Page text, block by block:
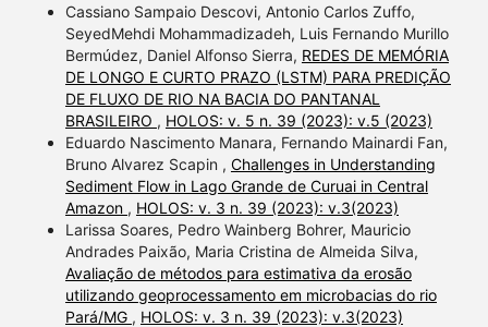
Cassiano Sampaio Descovi, Antonio Carlos Zuffo,
SeyedMehdi Mohammadizadeh, Luis Fernando Murillo
Bermúdez, Daniel Alfonso Sierra, REDES DE MEMÓRIA
DE LONGO E CURTO PRAZO (LSTM) PARA PREDIÇÃO
DE FLUXO DE RIO NA BACIA DO PANTANAL
BRASILEIRO , HOLOS: v. 5 n. 39 (2023): v.5 (2023)
Eduardo Nascimento Manara, Fernando Mainardi Fan,
Bruno Alvarez Scapin , Challenges in Understanding
Sediment Flow in Lago Grande de Curuai in Central
Amazon , HOLOS: v. 3 n. 39 (2023): v.3(2023)
Larissa Soares, Pedro Wainberg Bohrer, Mauricio
Andrades Paixão, Maria Cristina de Almeida Silva,
Avaliação de métodos para estimativa da erosão
utilizando geoprocessamento em microbacias do rio
Pará/MG , HOLOS: v. 3 n. 39 (2023): v.3(2023)